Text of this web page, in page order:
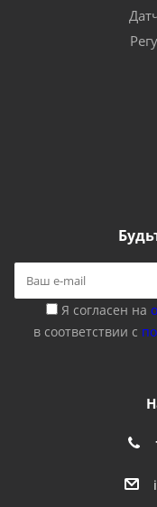
Я согласен на
в соответствии с